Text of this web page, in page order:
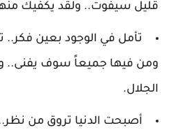
قليل سيفوت.. ولقد يكفيك
تأمل في الوجود بعين فكر.. تر
ومن فيها جميعاً سوف يفنى..
الجلال.
أصبحت الدنيا تروق من